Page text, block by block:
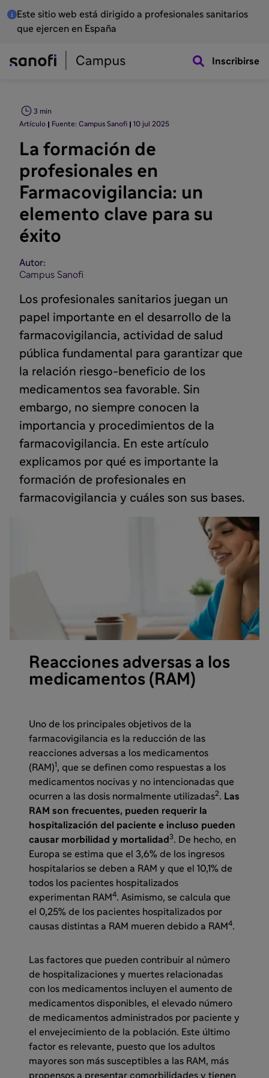
Este sitio web está dirigido a profesionales sanitarios
que ejercen en España
Inscribirse
Artículo Fuente: Campus Sanofi 10 jul 2025
3 min
La formación de
profesionales en
Farmacovigilancia: un
elemento clave para su
éxito
Autor:
Campus Sanofi
Los profesionales sanitarios juegan un
papel importante en el desarrollo de la
farmacovigilancia, actividad de salud
pública fundamental para garantizar que
la relación riesgo-beneficio de los
medicamentos sea favorable. Sin
embargo, no siempre conocen la
importancia y procedimientos de la
farmacovigilancia. En este artículo
explicamos por qué es importante la
formación de profesionales en
farmacovigilancia y cuáles son sus bases.
Reacciones adversas a los
medicamentos (RAM)
Uno de los principales objetivos de la
farmacovigilancia es la reducción de las
reacciones adversas a los medicamentos
(RAM)1, que se definen como respuestas a los
medicamentos nocivas y no intencionadas que
ocurren a las dosis normalmente utilizadas2. Las
RAM son frecuentes, pueden requerir la
hospitalización del paciente e incluso pueden
causar morbilidad y mortalidad 3. De hecho, en
Europa se estima que el 3,6% de los ingresos
hospitalarios se deben a RAM y que el 10,1% de
todos los pacientes hospitalizados
experimentan RAM 4. Asimismo, se calcula que
el 0,25% de los pacientes hospitalizados por
causas distintas a RAM mueren debido a RAM 4.
Las factores que pueden contribuir al número
de hospitalizaciones y muertes relacionadas
con los medicamentos incluyen el aumento de
medicamentos disponibles, el elevado número
de medicamentos administrados por paciente y
el envejecimiento de la población. Este último
factor es relevante, puesto que los adultos
mayores son más susceptibles a las RAM, más
propensos a presentar comorbilidades y tienen